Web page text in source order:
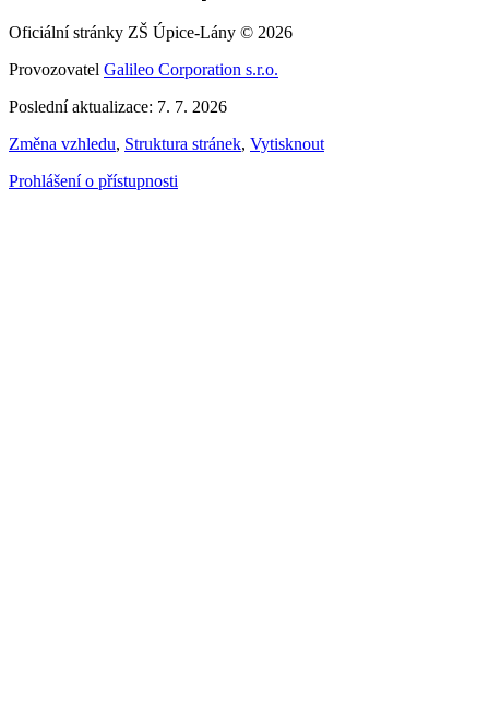
Oficiální stránky ZŠ Úpice-Lány © 2026
Provozovatel Galileo Corporation s.r.o.
Poslední aktualizace: 7. 7. 2026
Změna vzhledu, Struktura stránek, Vytisknout
Prohlášení o přístupnosti